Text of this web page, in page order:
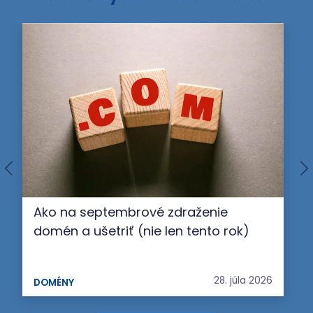
Ako na septembrové zdraženie
domén a ušetriť (nie len tento rok)
DOMÉNY 28. júla 2026